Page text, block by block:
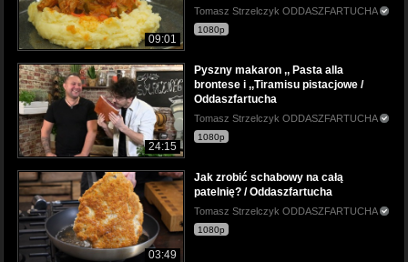
09:01
Tomasz Strzelczyk ODDASZFARTUCHA
1080p
24:15
Pyszny makaron ,, Pasta alla
brontese i ,,Tiramisu pistacjowe /
Oddaszfartucha
Tomasz Strzelczyk ODDASZFARTUCHA
1080p
03:49
Jak zrobić schabowy na całą
patelnię? / Oddaszfartucha
Tomasz Strzelczyk ODDASZFARTUCHA
1080p